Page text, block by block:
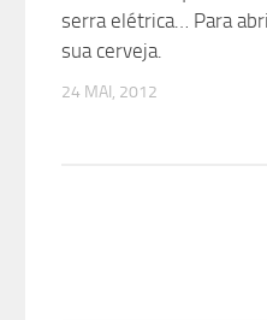
serra elétrica… Para
sua cerveja.
24 MAI, 2012